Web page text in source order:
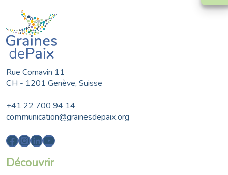
Rue Cornavin 11
CH - 1201 Genève, Suisse
+41 22 700 94 14
communication@grainesdepaix.org
Facebook
Instagram
LinkedIn
YouTube
Découvrir